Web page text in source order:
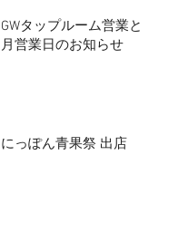
GWタップルーム営業と5
月営業日のお知らせ
にっぽん青果祭 出店